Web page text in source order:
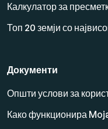
Калкулатор за
Топ 20 земји со
Документи
Општи услови за
Како функционира